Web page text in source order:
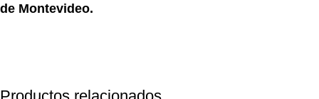
de Montevideo.